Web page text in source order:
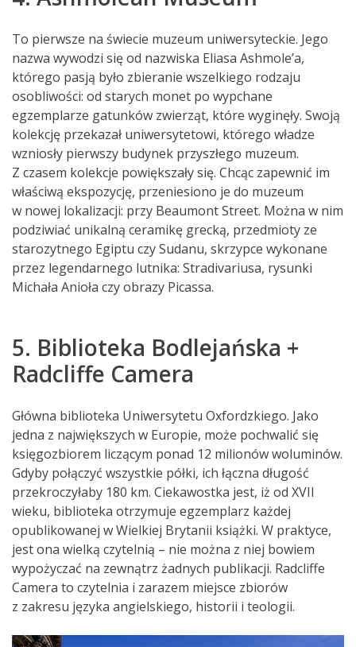
To pierwsze na świecie muzeum uniwersyteckie. Jego
nazwa wywodzi się od nazwiska Eliasa Ashmole’a,
którego pasją było zbieranie wszelkiego rodzaju
osobliwości: od starych monet po wypchane
egzemplarze gatunków zwierząt, które wyginęły. Swoją
kolekcję przekazał uniwersytetowi, którego władze
wzniosły pierwszy budynek przyszłego muzeum.
Z czasem kolekcje powiększały się. Chcąc zapewnić im
właściwą ekspozycję, przeniesiono je do muzeum
w nowej lokalizacji: przy Beaumont Street. Można w nim
podziwiać unikalną ceramikę grecką, przedmioty ze
starozytnego Egiptu czy Sudanu, skrzypce wykonane
przez legendarnego lutnika: Stradivariusa, rysunki
Michała Anioła czy obrazy Picassa.
5. Biblioteka Bodlejańska +
Radcliffe Camera
Główna biblioteka Uniwersytetu Oxfordzkiego. Jako
jedna z największych w Europie, może pochwalić się
księgozbiorem liczącym ponad 12 milionów woluminów.
Gdyby połączyć wszystkie półki, ich łączna długość
przekroczyłaby 180 km. Ciekawostka jest, iż od XVII
wieku, biblioteka otrzymuje egzemplarz każdej
opublikowanej w Wielkiej Brytanii książki. W praktyce,
jest ona wielką czytelnią – nie można z niej bowiem
wypożyczać na zewnątrz żadnych publikacji. Radcliffe
Camera to czytelnia i zarazem miejsce zbiorów
z zakresu języka angielskiego, historii i teologii.